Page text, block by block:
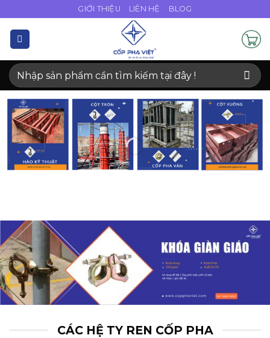
dung
GIỚI THIỆU LIÊN HỆ BLOG
Tìm
kiếm:
CÁC HỆ TY REN CỐP PHA